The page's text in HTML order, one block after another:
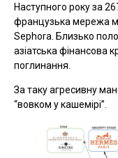
Наступного року за
французька мережа
Sephora. Близько
азіатська фінансова
поглинання.
За таку агресивну
“вовком у кашемірі”.